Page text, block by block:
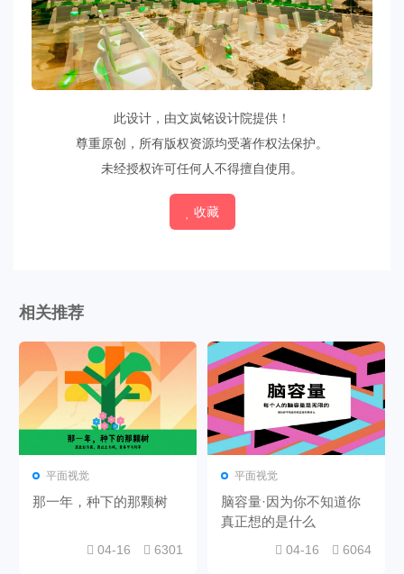
此设计，由文岚铭设计院提供！
尊重原创，所有版权资源均受著作权法保护。
未经授权许可任何人不得擅自使用。
收藏
相关推荐
平面视觉
那一年，种下的那颗树
04-16 6301
平面视觉
脑容量·因为你不知道你
真正想的是什么
04-16 6064